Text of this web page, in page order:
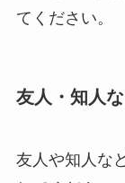
てください。
友人・知人
友人や知人な